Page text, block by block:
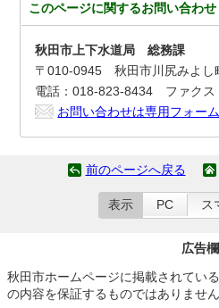
このページに関するお問い合わせ
秋田市上下水道局 総務課
〒010-0945 秋田市川尻みよ
電話：018-823-8434 ファクス
お問い合わせは専用フォー
前のページへ戻る
表示 PC ス
広告欄
秋田市ホームページに掲載されてい
の内容を保証するものではありません